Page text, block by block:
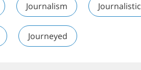
Journalism Journalistic
Journeyed